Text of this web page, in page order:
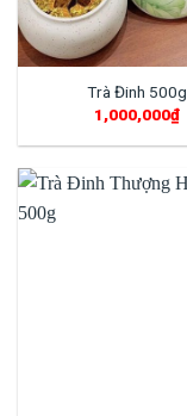
Trà Đinh 500g
1,000,000₫